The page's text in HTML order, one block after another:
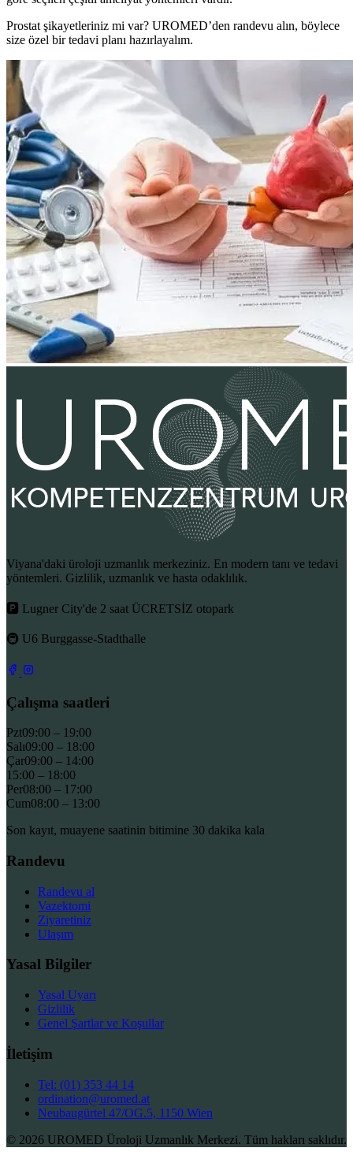
Prostat şikayetleriniz mi var? UROMED’den randevu alın, böylece
size özel bir tedavi planı hazırlayalım.
Viyana'daki üroloji uzmanlık merkeziniz. En modern tanı ve tedavi
yöntemleri. Gizlilik, uzmanlık ve hasta odaklılık.
🅿 Lugner City'de 2 saat ÜCRETSİZ otopark
🚇 U6 Burggasse-Stadthalle
Çalışma saatleri
Pzt09:00 – 19:00
Salı09:00 – 18:00
Çar09:00 – 14:00
15:00 – 18:00
Per08:00 – 17:00
Cum08:00 – 13:00
Son kayıt, muayene saatinin bitimine 30 dakika kala
Randevu
Randevu al
Vazektomi
Ziyaretiniz
Ulaşım
Yasal Bilgiler
Yasal Uyarı
Gizlilik
Genel Şartlar ve Koşullar
İletişim
Tel: (01) 353 44 14
ordination@uromed.at
Neubaugürtel 47/OG.5, 1150 Wien
© 2026 UROMED Üroloji Uzmanlık Merkezi. Tüm hakları saklıdır.